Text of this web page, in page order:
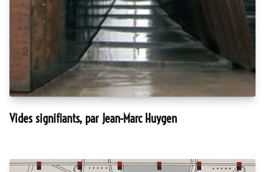
Vides signifiants, par Jean-Marc Huygen